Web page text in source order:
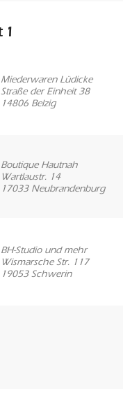
1
Miederwaren Lüdicke
Straße der Einheit 38
14806 Belzig
Boutique Hautnah
Wartlaustr. 14
17033 Neubrandenburg
BH-Studio und mehr
Wismarsche Str. 117
19053 Schwerin